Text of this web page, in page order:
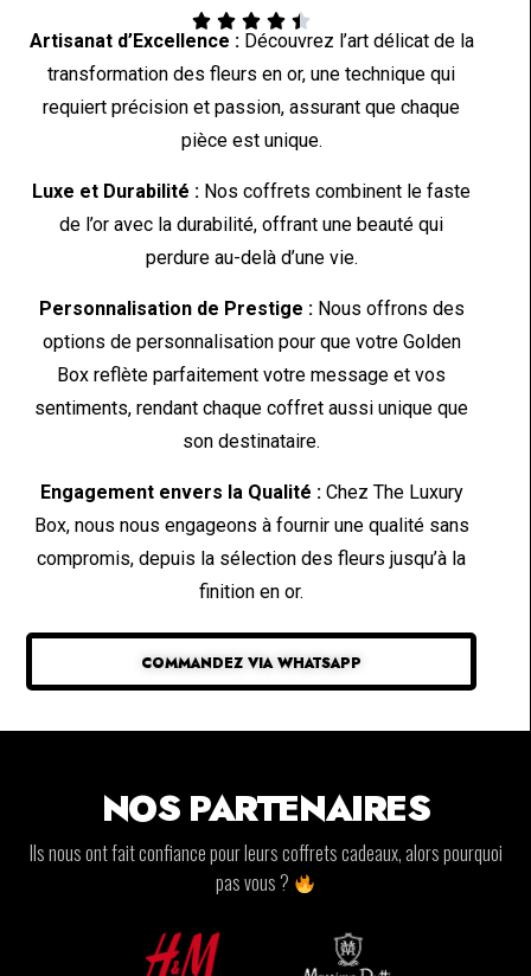
    
Artisanat d’Excellence :Découvrez l’art délicat de la
transformation des fleurs en or, une technique qui
requiert précision et passion, assurant que chaque
pièce est unique.
Luxe et Durabilité : Nos coffrets combinent le faste
de l’or avec la durabilité, offrant une beauté qui
perdure au-delà d’une vie.
Personnalisation de Prestige :Nous offrons des
options de personnalisation pour que votre Golden
Box reflète parfaitement votre message et vos
sentiments, rendant chaque coffret aussi unique que
son destinataire.
Engagement envers la Qualité :Chez The Luxury
Box, nous nous engageons à fournir une qualité sans
compromis, depuis la sélection des fleurs jusqu’à la
finition en or.
COMMANDEZ VIA WHATSAPP
NOS PARTENAIRES
Ils nous ont fait confiance pour leurs coffrets cadeaux, alors pourquoi
pas vous ?